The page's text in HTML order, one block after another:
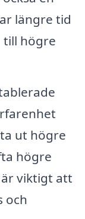
längre tid
till högre
ut högre
högre
viktigt att
och